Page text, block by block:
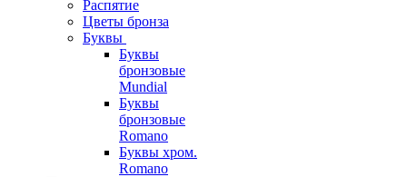
Распятие
Цветы бронза
Буквы
Буквы
бронзовые
Mundial
Буквы
бронзовые
Romano
Буквы хром.
Romano